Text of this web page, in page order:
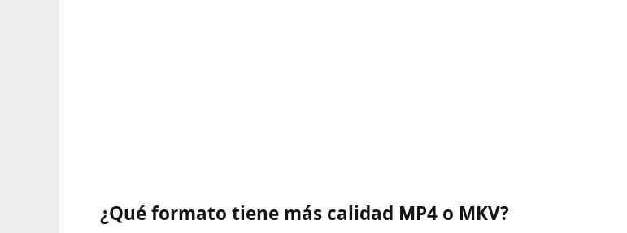
¿Qué formato tiene más calidad MP4 o MKV?